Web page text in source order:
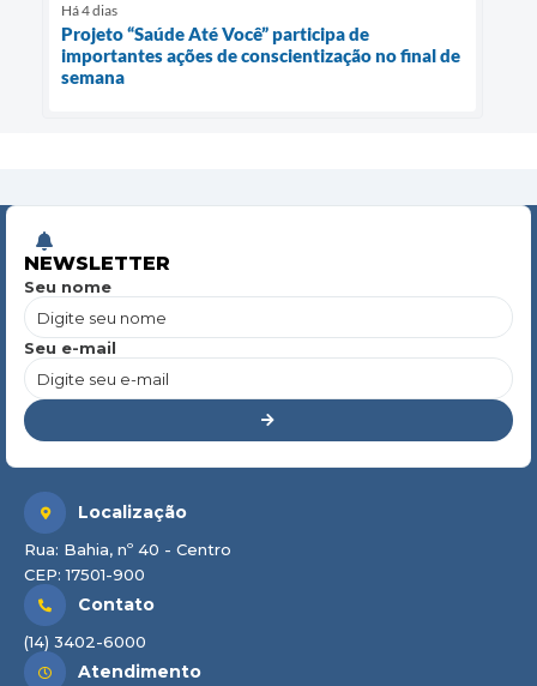
Há 4 dias
Projeto “Saúde Até Você” participa de
importantes ações de conscientização no final de
semana
NEWSLETTER
Seu nome
Seu e-mail
Localização
Rua: Bahia, nº 40 - Centro
CEP: 17501-900
Contato
(14) 3402-6000
Atendimento